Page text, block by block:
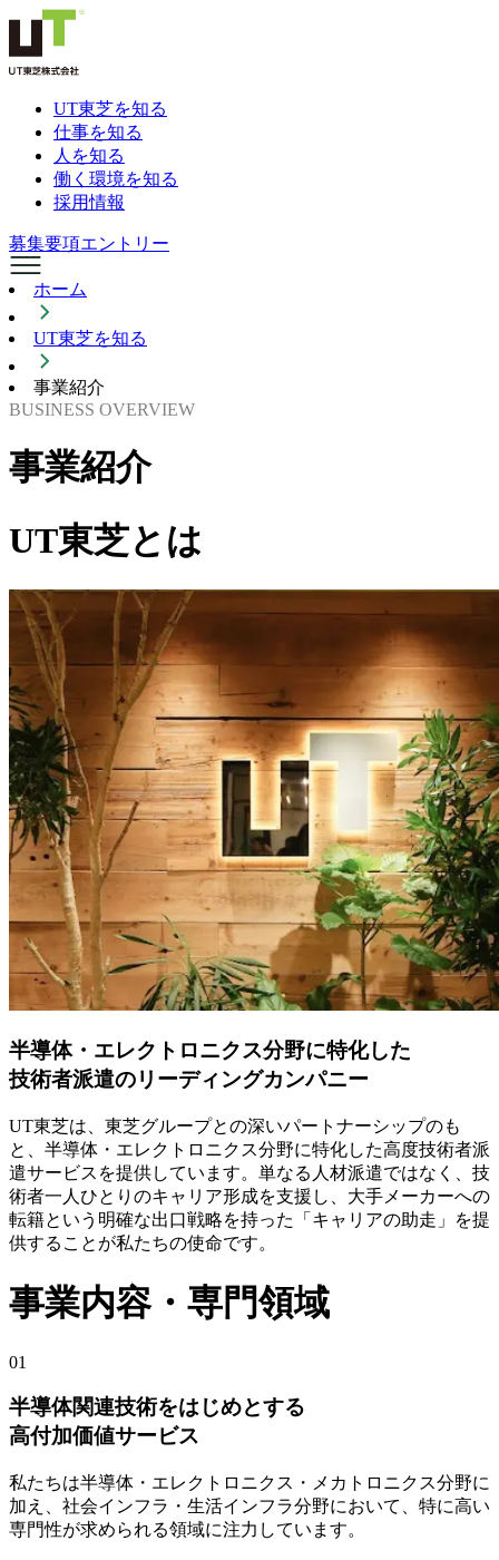
UT東芝を知る
仕事を知る
人を知る
働く環境を知る
採用情報
募集要項エントリー
ホーム
UT東芝を知る
事業紹介
BUSINESS OVERVIEW
事業紹介
UT東芝とは
半導体・エレクトロニクス分野に特化した
技術者派遣のリーディングカンパニー
UT東芝は、東芝グループとの深いパートナーシップのも
と、半導体・エレクトロニクス分野に特化した高度技術者派
遣サービスを提供しています。単なる人材派遣ではなく、技
術者一人ひとりのキャリア形成を支援し、大手メーカーへの
転籍という明確な出口戦略を持った「キャリアの助走」を提
供することが私たちの使命です。
事業内容・専門領域
01
半導体関連技術をはじめとする
高付加価値サービス
私たちは半導体・エレクトロニクス・メカトロニクス分野に
加え、社会インフラ・生活インフラ分野において、特に高い
専門性が求められる領域に注力しています。